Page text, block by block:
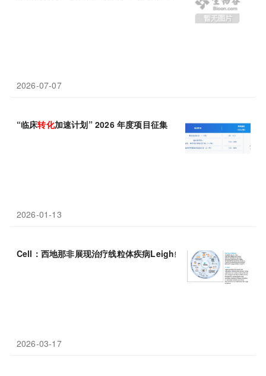
2026-07-07
“临床转化加速计划” 2026 年度项目征集
2026-01-13
Cell：西地那非展现治疗线粒体疾病Leigh综合征的巨大潜力
2026-03-17